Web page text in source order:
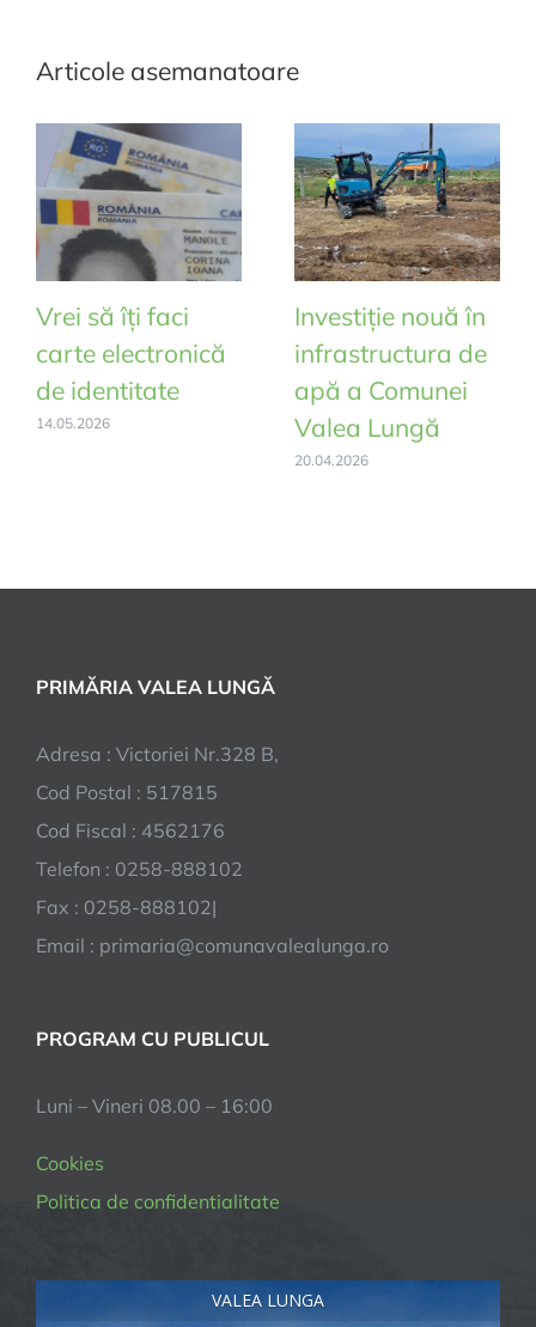
Articole asemanatoare
Vrei să îți faci
carte electronică
de identitate
14.05.2026
Investiție nouă în
infrastructura de
apă a Comunei
Valea Lungă
20.04.2026
PRIMĂRIA VALEA LUNGĂ
Adresa : Victoriei Nr.328 B,
Cod Postal : 517815
Cod Fiscal : 4562176
Telefon : 0258-888102
Fax : 0258-888102|
Email : primaria@comunavalealunga.ro
PROGRAM CU PUBLICUL
Luni – Vineri 08.00 – 16:00
Cookies
Politica de confidentialitate
VALEA LUNGA